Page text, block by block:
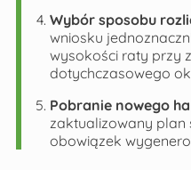
Wybór sposobu
wniosku
wysokości raty przy
dotychczasowego
Pobranie nowego
zaktualizowany plan
obowiązek